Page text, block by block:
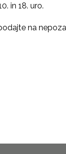
in 18. uro.
na